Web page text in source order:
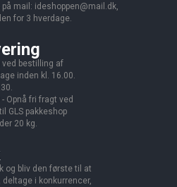
mail: ideshoppen@mail.dk,
for 3 hverdage.
ved bestilling af
inden kl. 16.00.
Opnå fri fragt ved
GLS pakkeshop
20 kg.
og bliv den første til at
i konkurrencer,